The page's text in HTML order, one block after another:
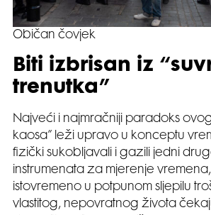
Običan čovjek
Biti izbrisan iz
trenutka”
Najveći i najmračniji paradoks
kaosa” leži upravo u konceptu
fizički sukobljavali i gazili jedni
instrumenata za mjerenje
istovremeno u potpunom sljepilu
vlastitog, nepovratnog života